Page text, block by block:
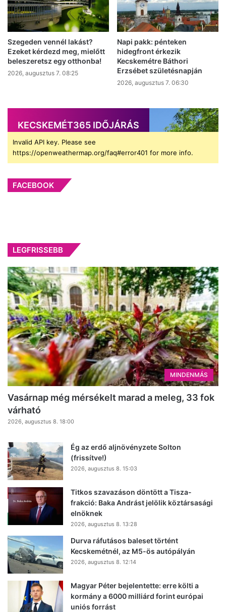
Szegeden vennél lakást?
Ezeket kérdezd meg, mielőtt
beleszeretsz egy otthonba!
2026, augusztus 7. 08:25
Napi pakk: pénteken
hidegfront érkezik
Kecskemétre Báthori
Erzsébet születésnapján
2026, augusztus 7. 06:30
KECSKEMÉT365 IDŐJÁRÁS
Invalid API key. Please see
https://openweathermap.org/faq#error401 for more info.
FACEBOOK
LEGFRISSEBB
MINDENMÁS
Vasárnap még mérsékelt marad a meleg, 33 fok
várható
2026, augusztus 8. 18:00
Ég az erdő aljnövényzete Solton
(frissítve!)
2026, augusztus 8. 15:03
Titkos szavazáson döntött a Tisza-
frakció: Baka Andrást jelölik köztársasági
elnöknek
2026, augusztus 8. 13:28
Durva ráfutásos baleset történt
Kecskemétnél, az M5-ös autópályán
2026, augusztus 8. 12:14
Magyar Péter bejelentette: erre költi a
kormány a 6000 milliárd forint európai
uniós forrást